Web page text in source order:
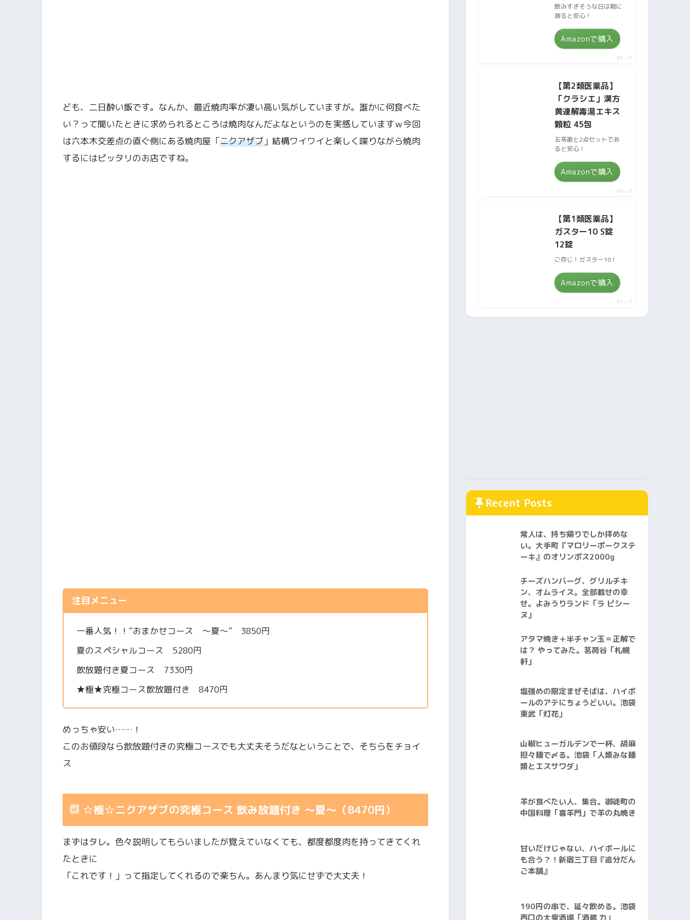
ども、二日酔い飯です。なんか、最近焼肉率が凄い高い気がしていますが。誰かに何食べた
い？って聞いたときに求められるところは焼肉なんだよなというのを実感していますｗ今回
は六本木交差点の直ぐ側にある焼肉屋「ニクアザブ 」結構ワイワイと楽しく喋りながら焼肉
するにはピッタリのお店ですね。
注目メニュー
一番人気！！”おまかせコース 〜夏〜” 3850円
夏のスペシャルコース 5280円
飲放題付き夏コース 7330円
★極★究極コース飲放題付き 8470円
めっちゃ安い……！
このお値段なら飲放題付きの究極コースでも大丈夫そうだなということで、そちらをチョイ
ス
☆極☆ニクアザブの究極コース 飲み放題付き 〜夏〜（8470円）
まずはタレ。色々説明してもらいましたが覚えていなくても、都度都度肉を持ってきてくれ
たときに
「これです！」って指定してくれるので楽ちん。あんまり気にせずで大丈夫！
飲みすぎそうな日は鞄に
居ると安心！
Amazonで購入
ポチップ
【第2類医薬品】
「クラシエ」漢方
黄連解毒湯エキス
顆粒 45包
五苓散と2点セットであ
ると安心！
Amazonで購入
ポチップ
【第1類医薬品】
ガスター10 S錠
12錠
ご存じ！ガスター10！
Amazonで購入
ポチップ
Recent Posts
常人は、持ち帰りでしか拝めな
い。大手町『マロリーポークステ
ーキ』のオリンポス2000g
チーズハンバーグ、グリルチキ
ン、オムライス。全部載せの幸
せ。よみうりランド「ラ ピシー
ヌ」
アタマ焼き＋半チャン玉＝正解で
は？ やってみた。茗荷谷「札幌
軒」
塩強めの限定まぜそばは、ハイボ
ールのアテにちょうどいい。池袋
東武「灯花」
山椒ヒューガルデンで一杯、胡麻
担々麺で〆る。池袋「人類みな麺
類とエスサワダ」
羊が食べたい人、集合。御徒町の
中国料理「喜羊門」で羊の丸焼き
甘いだけじゃない、ハイボールに
も合う？！新宿三丁目『追分だん
ご本舗』
190円の串で、延々飲める。池袋